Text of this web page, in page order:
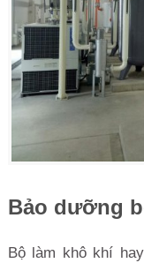
Bảo dưỡng
Bộ làm khô khí